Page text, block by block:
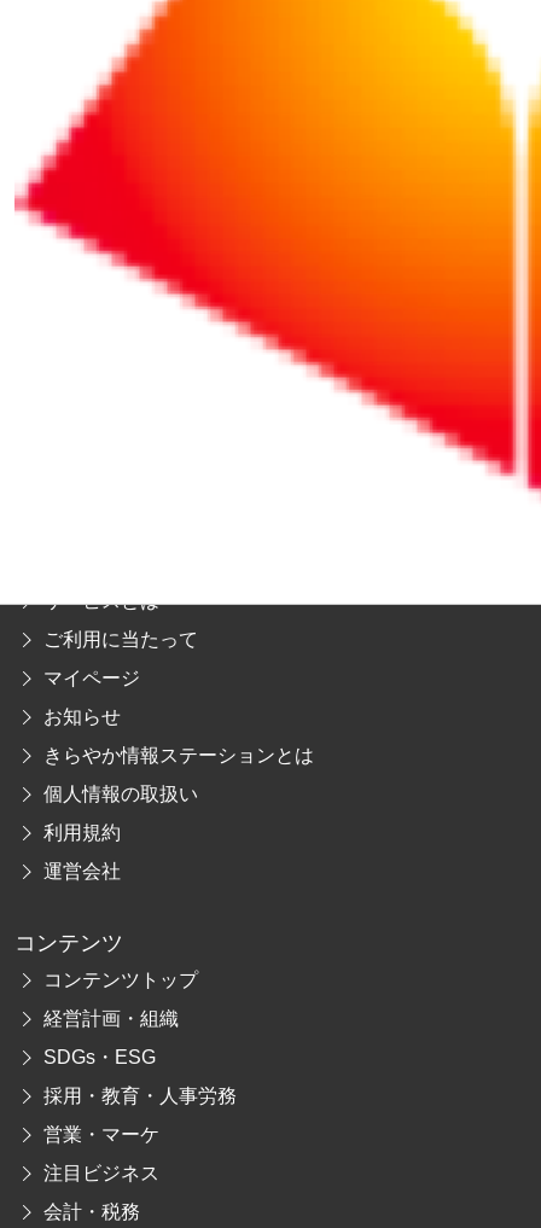
本サイトに掲載されている個々の情報（文字、写真、イラスト等）
は、著作権の対象となっています。また、本サイト全体も編集著作
物として、著作権の対象となっています。 本サイトの内容の全部ま
たは一部について、無断で転載、引用、複製等を行うことは一切で
きません。 転載などに関するお問い合わせは、「
お問い合わせをす
」よりお願いいたします。
サービスとは
ご利用に当たって
マイページ
お知らせ
きらやか情報ステーションとは
個人情報の取扱い
利用規約
運営会社
コンテンツ
コンテンツトップ
経営計画・組織
SDGs・ESG
採用・教育・人事労務
営業・マーケ
注目ビジネス
会計・税務